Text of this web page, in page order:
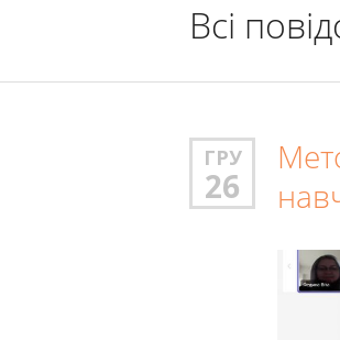
Всі
ГРУ
26